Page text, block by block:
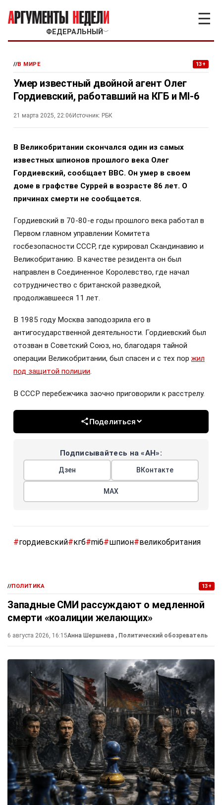
ФЕДЕРАЛЬНЫЙ ﹀
☰
//В МИРЕ 13+
Умер известный двойной агент Олег
Гордиевский, работавший на КГБ и МI-6
21 марта 2025, 22:06 Источник: РБК
В Великобритании скончался один из самых
известных шпионов прошлого века Олег
Гордиевский, сообщает BBC. Он умер в своем
доме в графстве Суррей в возрасте 86 лет. О
причинах смерти не сообщается.
Гордиевский в 70-80-е годы прошлого века работал в
Первом главном управлении Комитета
госбезопасности СССР, где курировал Скандинавию и
Великобританию. В качестве резидента он был
направлен в Соединенное Королевство, где начал
сотрудничество с британской разведкой,
продолжавшееся 11 лет.
В 1985 году Москва заподозрила его в
антигосударственной деятельности. Гордиевский был
отозван в Советский Союз, но, благодаря тайной
операции Великобритании, был спасен и с тех пор жил
под защитой полиции.
В СССР перебежчика заочно приговорили к расстрелу.
Поделиться
Подписывайтесь на «АН»:
Дзен ВКонтакте
МАХ
#гордиевский#кгб#mi6#шпион#великобритания
//ПОЛИТИКА 13+
Западные СМИ рассуждают о медленной
смерти «коалиции желающих»
6 августа 2026, 16:15Анна Шершнева , Политический обозреватель